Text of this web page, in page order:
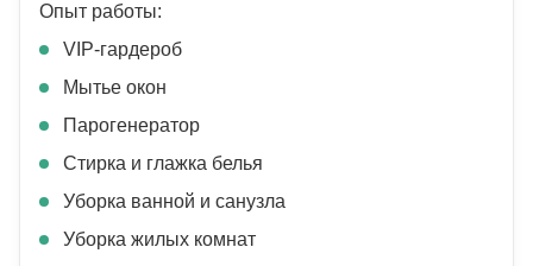
Опыт работы:
VIP-гардероб
Мытье окон
Парогенератор
Стирка и глажка белья
Уборка ванной и санузла
Уборка жилых комнат